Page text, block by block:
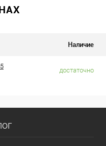
Наличие
достаточно